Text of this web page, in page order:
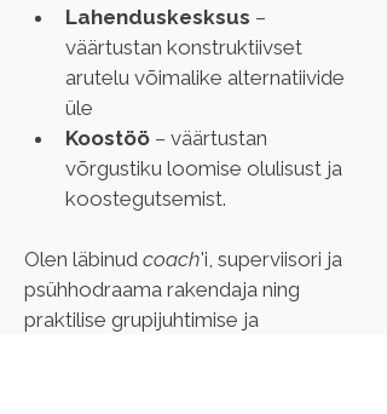
Lahenduskesksus –
väärtustan konstruktiivset
arutelu võimalike alternatiivide
üle
Koostöö – väärtustan
võrgustiku loomise olulisust ja
koostegutsemist.
Olen läbinud coach'i, superviisori ja
psühhodraama rakendaja ning
praktilise grupijuhtimise ja